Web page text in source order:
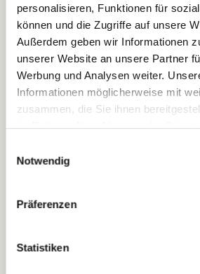
personalisieren, Funktionen für
können und die Zugriffe auf unsere
Außerdem geben wir Informationen
unserer Website an unsere Partner
Werbung und Analysen weiter.
Informationen möglicherweise mit
zusammen, die Sie ihnen
mehr darüber, wer wir sind, wie Sie
können und wie wir
Notwendig
Präferenzen
Statistiken
Holografie-
Klebefolie |
500×1000 mm,
85 g/m², silber
Heyda
g/